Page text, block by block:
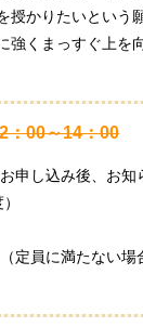
授かりたいという
強くまっすぐ上を
00～14：00
申し込み後、お
定員に満たない